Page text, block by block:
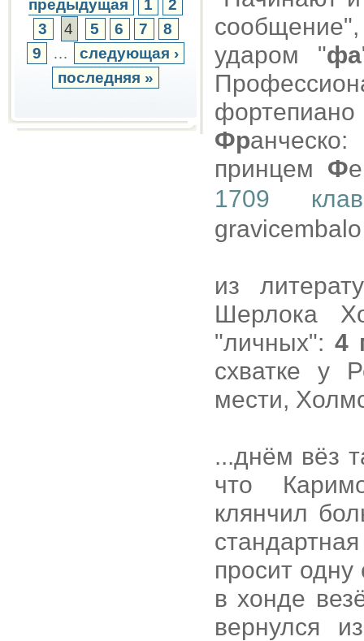
предыдущая 1
2
3
4 5 6 7
8
9
…
следующая ›
последняя »
ударом "фа
Фр
принцем Ф
1709
из
Шерлока
"личных": 4
схватке у
мести,
...днём вёз
что
клянчил
просит
в хонде
вернулся